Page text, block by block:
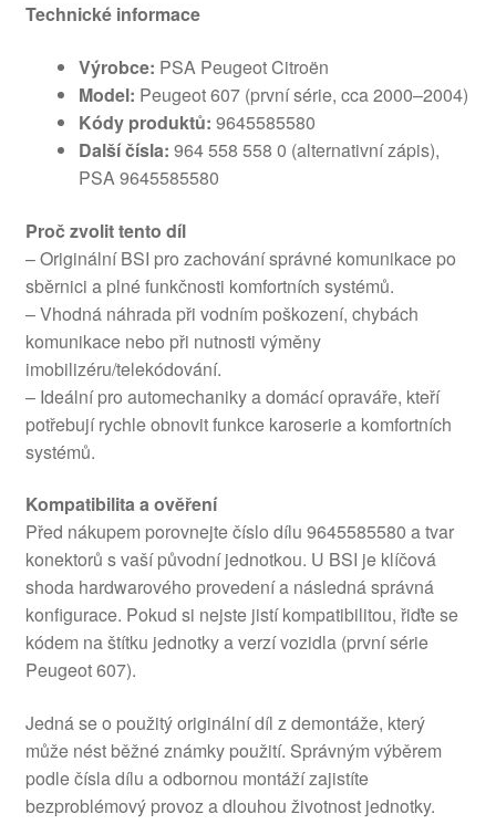
Technické informace
Výrobce: PSA Peugeot Citroën
Model: Peugeot 607 (první série, cca 2000–2004)
Kódy produktů: 9645585580
Další čísla: 964 558 558 0 (alternativní zápis),
PSA 9645585580
Proč zvolit tento díl
– Originální BSI pro zachování správné komunikace po
sběrnici a plné funkčnosti komfortních systémů.
– Vhodná náhrada při vodním poškození, chybách
komunikace nebo při nutnosti výměny
imobilizéru/telekódování.
– Ideální pro automechaniky a domácí opraváře, kteří
potřebují rychle obnovit funkce karoserie a komfortních
systémů.
Kompatibilita a ověření
Před nákupem porovnejte číslo dílu 9645585580 a tvar
konektorů s vaší původní jednotkou. U BSI je klíčová
shoda hardwarového provedení a následná správná
konfigurace. Pokud si nejste jistí kompatibilitou, řiďte se
kódem na štítku jednotky a verzí vozidla (první série
Peugeot 607).
Jedná se o použitý originální díl z demontáže, který
může nést běžné známky použití. Správným výběrem
podle čísla dílu a odbornou montáží zajistíte
bezproblémový provoz a dlouhou životnost jednotky.